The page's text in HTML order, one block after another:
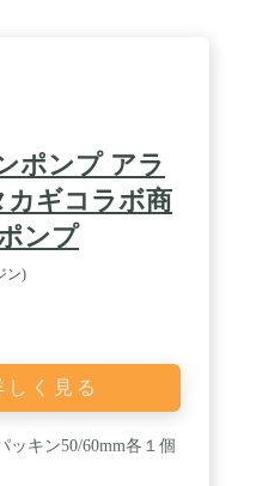
ポンプ アラ
カギコラボ商
ンプ
ン)
く見る
ッキン50/60mm各１個